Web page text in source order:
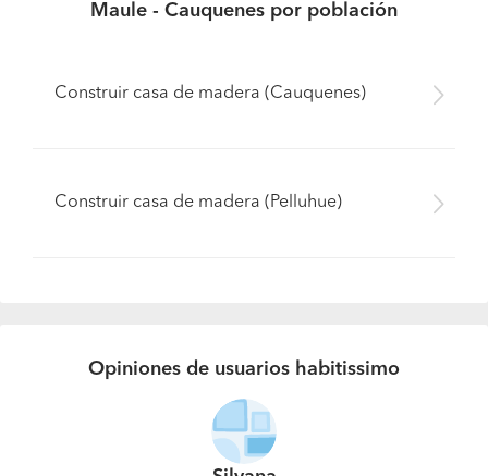
Maule - Cauquenes por población
Construir casa de madera (Cauquenes)
Construir casa de madera (Pelluhue)
Opiniones de usuarios habitissimo